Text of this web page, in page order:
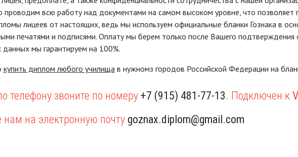
проводим всю работу над документами на самом высоком уровне, что позволяет
лицеев от настоящих, ведь мы используем официальные бланки Гознака в
печатями и подписями. Оплату мы берем только после Вашего подтверждения
данных мы гарантируем на 100%.
купить диплом любого училища в нужномз городов Российской Федерации на
телефону звоните по номеру+7 (915) 481-77-13. Подключен к
на электронную почту goznax.diplom@gmail.com